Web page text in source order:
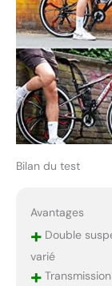
Bilan du test
Avantages
+Double
varié
+